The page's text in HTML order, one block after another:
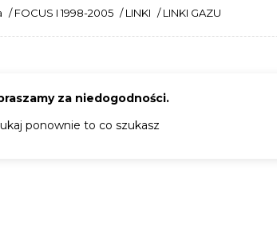
/ FOCUS I 1998-2005 / LINKI / LINKI GAZU
za niedogodności.
ponownie to co szukasz